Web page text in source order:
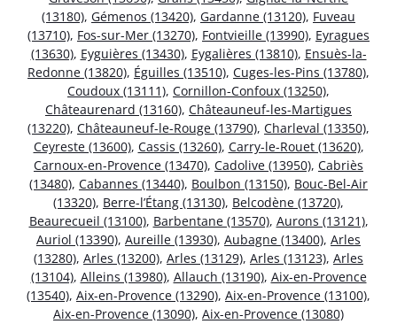
(13180), Gémenos (13420), Gardanne (13120), Fuveau
(13710), Fos-sur-Mer (13270), Fontvieille (13990), Eyragues
(13630), Eyguières (13430), Eygalières (13810), Ensuès-la-
Redonne (13820), Éguilles (13510), Cuges-les-Pins (13780),
Coudoux (13111), Cornillon-Confoux (13250),
Châteaurenard (13160), Châteauneuf-les-Martigues
(13220), Châteauneuf-le-Rouge (13790), Charleval (13350),
Ceyreste (13600), Cassis (13260), Carry-le-Rouet (13620),
Carnoux-en-Provence (13470), Cadolive (13950), Cabriès
(13480), Cabannes (13440), Boulbon (13150), Bouc-Bel-Air
(13320), Berre-l’Étang (13130), Belcodène (13720),
Beaurecueil (13100), Barbentane (13570), Aurons (13121),
Auriol (13390), Aureille (13930), Aubagne (13400), Arles
(13280), Arles (13200), Arles (13129), Arles (13123), Arles
(13104), Alleins (13980), Allauch (13190), Aix-en-Provence
(13540), Aix-en-Provence (13290), Aix-en-Provence (13100),
Aix-en-Provence (13090), Aix-en-Provence (13080)